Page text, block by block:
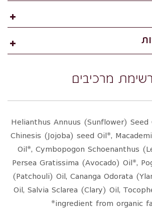
רשימת מרכיבים
Helianthus Annuus (Sunflower) Seed
Chinesis (Jojoba) seed Oil*,
Oil*, Cymbopogon Schoenanthus
Persea Gratissima (Avocado) Oil*,
(Patchouli) Oil, Cananga Odorata
Oil, Salvia Sclarea (Clary) Oil,
*ingredient from organic